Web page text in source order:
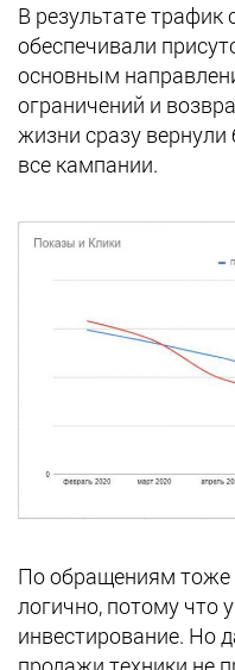
В результате
обеспечивали
основным
ограничений и
жизни сразу
все кампании.
По обращениям тоже
логично, потому что
инвестирование. Но